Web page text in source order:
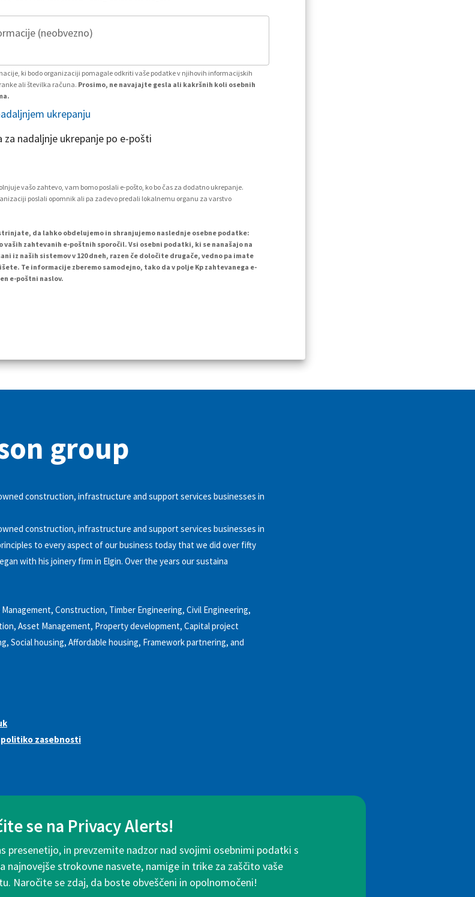
(neobvezno)
ki bodo organizaciji pomagale odkriti vaše podatke v njihovih informacijskih
ali številka računa. Prosimo, ne navajajte gesla ali kakršnih koli osebnih
ukrepanju
za nadaljnje ukrepanje po e-pošti
vašo zahtevo, vam bomo poslali e-pošto, ko bo čas za dodatno ukrepanje.
poslali opomnik ali pa zadevo predali lokalnemu organu za varstvo
da lahko obdelujemo in shranjujemo naslednje osebne podatke:
vaših zahtevanih e-poštnih sporočil. Vsi osebni podatki, ki se nanašajo na
iz naših sistemov v 120 dneh, razen če določite drugače, vedno pa imate
Te informacije zberemo samodejno, tako da v polje Kp zahtevanega e-
e-poštni naslov.
group
construction, infrastructure and support services businesses in
construction, infrastructure and support services businesses in
to every aspect of our business today that we did over fifty
with his joinery firm in Elgin. Over the years our sustaina
Management, Construction, Timber Engineering, Civil Engineering,
Asset Management, Property development, Capital project
Social housing, Affordable housing, Framework partnering, and
politiko zasebnosti
se na Privacy Alerts!
presenetijo, in prevzemite nadzor nad svojimi osebnimi podatki s
najnovejše strokovne nasvete, namige in trike za zaščito vaše
Naročite se zdaj, da boste obveščeni in opolnomočeni!